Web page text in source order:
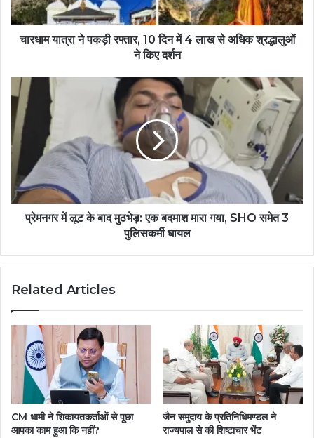
चारधाम यात्रा ने पकड़ी रफ्तार, 10 दिन में 4 लाख से अधिक श्रद्धालुओं
ने किए दर्शन
प्रेमनगर में लूट के बाद मुठभेड़: एक बदमाश मारा गया, SHO समेत 3
पुलिसकर्मी घायल
Related Articles
CM धामी ने शिकायतकर्ताओं से पूछा
आपका काम हुआ कि नहीं?
जैन समुदाय के प्रतिनिधिमण्डल ने
राज्यपाल से की शिष्टाचार भेंट